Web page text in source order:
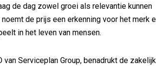
de dag zowel groei als relevantie kunnen
noemt de prijs een erkenning voor het merk
in het leven van mensen.
van Serviceplan Group, benadrukt de